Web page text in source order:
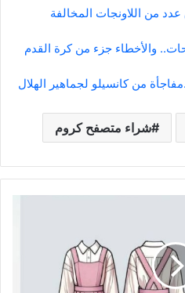
من اللاونجات المخالفة
والأخطاء جزء من كرة القدم
مفاجأة من كانسيلو لجماهير الهلال
شراء متصفح كروم